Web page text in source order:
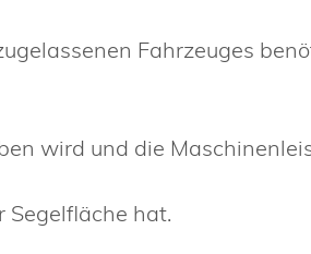
Fahrzeuges
wird und die
Segelfläche hat.